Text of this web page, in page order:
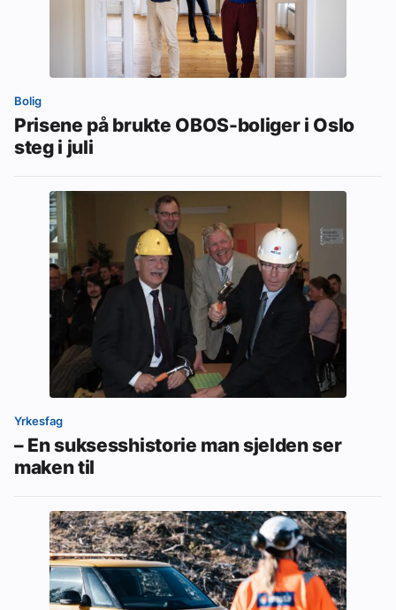
Bolig
Prisene på brukte OBOS-boliger i Oslo
steg i juli
Yrkesfag
– En suksesshistorie man sjelden ser
maken til